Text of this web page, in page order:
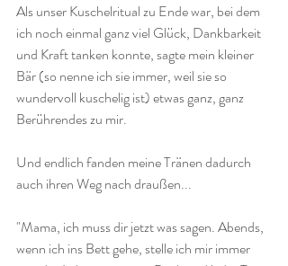
Als unser Kuschelritual zu Ende war, bei dem
ich noch einmal ganz viel Glück, Dankbarkeit
und Kraft tanken konnte, sagte mein kleiner
Bär (so nenne ich sie immer, weil sie so
wundervoll kuschelig ist) etwas ganz, ganz
Berührendes zu mir.
Und endlich fanden meine Tränen dadurch
auch ihren Weg nach draußen...
"Mama, ich muss dir jetzt was sagen. Abends,
wenn ich ins Bett gehe, stelle ich mir immer